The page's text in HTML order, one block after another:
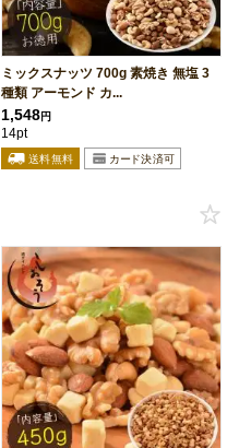
ミックスナッツ 700g 素焼き 無塩 3
種類 アーモンド カ...
1,548円
14pt